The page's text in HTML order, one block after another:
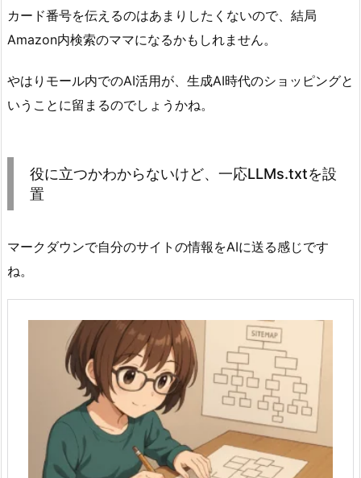
カード番号を伝えるのはあまりしたくないので、結局
Amazon内検索のママになるかもしれません。
やはりモール内でのAI活用が、生成AI時代のショッピングと
いうことに留まるのでしょうかね。
役に立つかわからないけど、一応LLMs.txtを設
置
マークダウンで自分のサイトの情報をAIに送る感じです
ね。